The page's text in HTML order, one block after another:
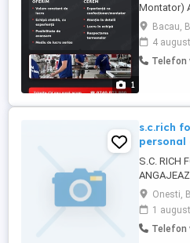
1
Montator)
Aluminiu
(LTC)
postul de
Bacau,
4 august
Telefon
s.c.rich
S.C. RICH
Onesti,
1 august
Telefon